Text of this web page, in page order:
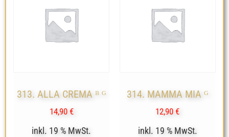
313. ALLA CREMA ᴮ ᴳ
14,90 €
inkl. 19 % MwSt.
314. MAMMA MIA ᴳ
12,90€
inkl. 19 % MwSt.